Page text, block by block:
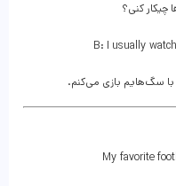
کنی؟
B: I usually
با سگ‌هایم بازی می‌کنم.
My favorite